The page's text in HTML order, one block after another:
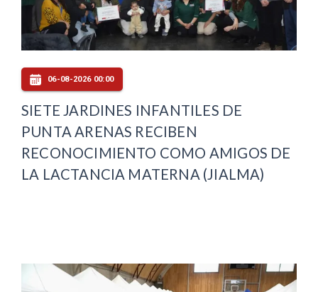
06-08-2026 00:00
SIETE JARDINES INFANTILES DE
PUNTA ARENAS RECIBEN
RECONOCIMIENTO COMO AMIGOS DE
LA LACTANCIA MATERNA (JIALMA)